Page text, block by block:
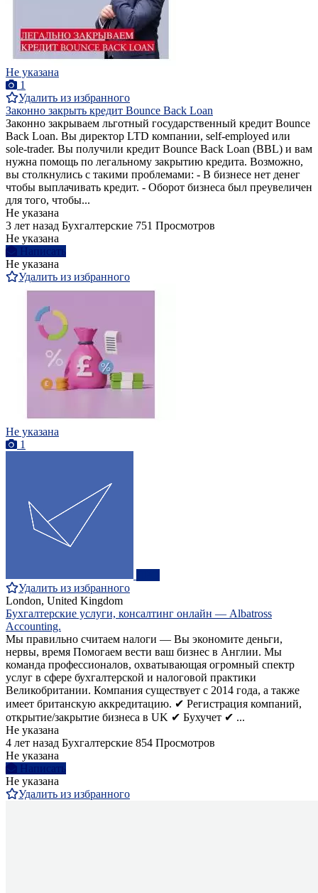
Не указана
1
Удалить из избранного
Законно закрыть кредит Bounce Back Loan
Законно закрываем льготный государственный кредит Bounce
Back Loan. Вы директор LTD компании, self-employed или
sole-trader. Вы получили кредит Bounce Back Loan (BBL) и вам
нужна помощь по легальному закрытию кредита. Возможно,
вы столкнулись с такими проблемами: - В бизнесе нет денег
чтобы выплачивать кредит. - Оборот бизнеса был преувеличен
для того, чтобы...
Не указана
3 лет назад Бухгалтерские 751 Просмотров
Не указана
Написать
Не указана
Удалить из избранного
Не указана
1
Удалить из избранного
London, United Kingdom
Бухгалтерские услуги, консалтинг онлайн — Albatross
Accounting.
Мы правильно считаем налоги — Вы экономите деньги,
нервы, время Помогаем вести ваш бизнес в Англии. Мы
команда профессионалов, охватывающая огромный спектр
услуг в сфере бухгалтерской и налоговой практики
Великобритании. Компания существует с 2014 года, а также
имеет британскую аккредитацию. ✔ Регистрация компаний,
открытие/закрытие бизнеса в UK ✔ Бухучет ✔ ...
Не указана
4 лет назад Бухгалтерские 854 Просмотров
Не указана
Написать
Не указана
Удалить из избранного